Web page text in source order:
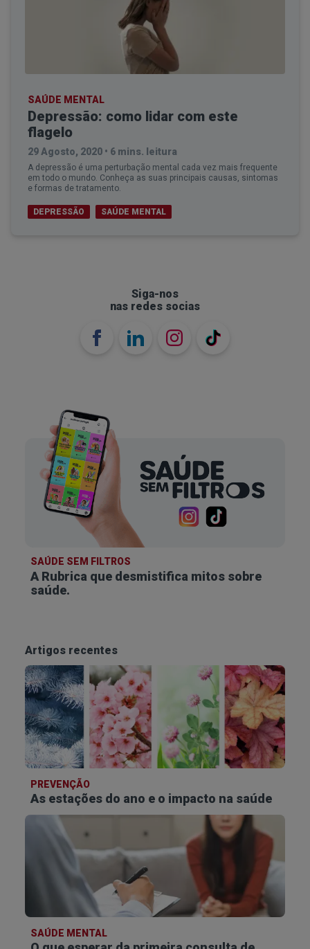
SAÚDE MENTAL
Depressão: como lidar com este
flagelo
29 Agosto, 2020 • 6 mins. leitura
A depressão é uma perturbação mental cada vez mais frequente
em todo o mundo. Conheça as suas principais causas, sintomas
e formas de tratamento.
DEPRESSÃO SAÚDE MENTAL
Siga-nos
nas redes socias
SAÚDE SEM FILTROS
A Rubrica que desmistifica mitos sobre
saúde.
Artigos recentes
PREVENÇÃO
As estações do ano e o impacto na saúde
SAÚDE MENTAL